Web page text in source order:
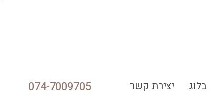
בלוג יצירת קשר 074-7009705